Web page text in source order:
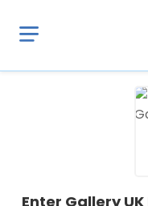
Enter Gallery